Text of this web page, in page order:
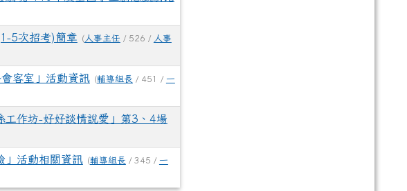
5次招考)簡章 (人事主任 / 526 / 人事
客室」活動資訊 (輔導組長 / 451 / 一
工作坊-好好談情說愛」第3、4場
」活動相關資訊 (輔導組長 / 345 / 一